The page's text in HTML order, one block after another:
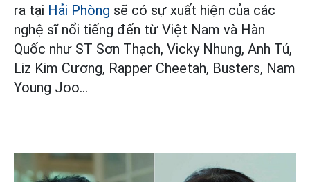
ra tại Hải Phòng sẽ có sự xuất hiện của các
nghệ sĩ nổi tiếng đến từ Việt Nam và Hàn
Quốc như ST Sơn Thạch, Vicky Nhung, Anh Tú,
Liz Kim Cương, Rapper Cheetah, Busters, Nam
Young Joo...